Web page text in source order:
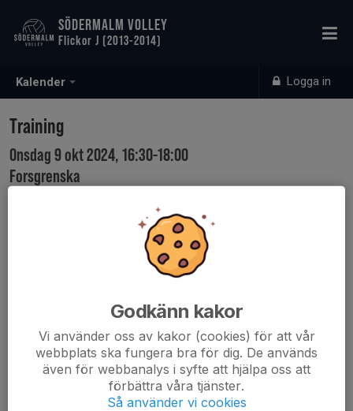
Kalender Logga in
SÖDERMALM VOLLEY
Flickor J (2013-2014)
Training
Onsdag 9 okt 2024, 16:30-18:00
Forsgrenska
Godkänn kakor
Vi använder oss av kakor (cookies) för att vår
webbplats ska fungera bra för dig. De används
även för webbanalys i syfte att hjälpa oss att
förbättra våra tjänster.
Så använder vi cookies